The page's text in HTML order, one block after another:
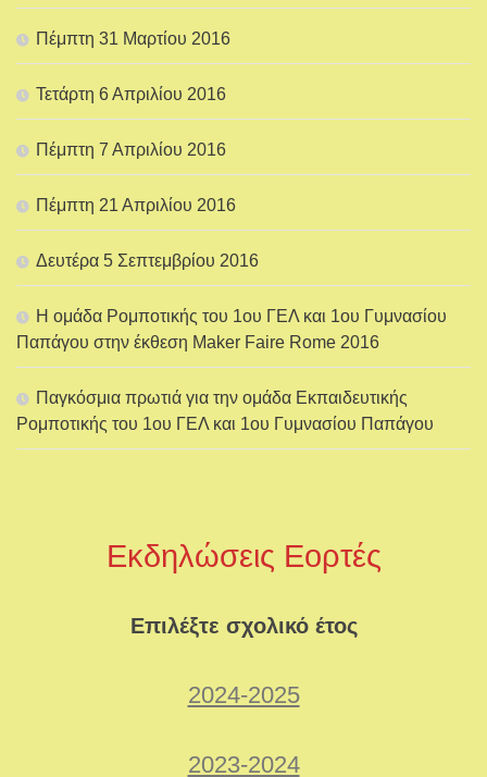
Πέμπτη 31 Μαρτίου 2016
Τετάρτη 6 Απριλίου 2016
Πέμπτη 7 Απριλίου 2016
Πέμπτη 21 Απριλίου 2016
Δευτέρα 5 Σεπτεμβρίου 2016
Η ομάδα Ρομποτικής του 1ου ΓΕΛ και 1ου Γυμνασίου
Παπάγου στην έκθεση Maker Faire Rome 2016
Παγκόσμια πρωτιά για την ομάδα Εκπαιδευτικής
Ρομποτικής του 1ου ΓΕΛ και 1ου Γυμνασίου Παπάγου
Εκδηλώσεις Εορτές
Επιλέξτε σχολικό έτος
2024-2025
2023-2024